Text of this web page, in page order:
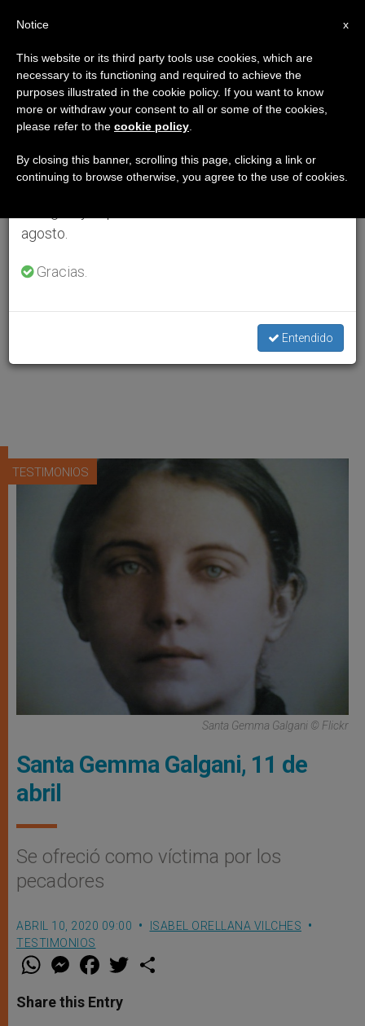
TESTIMONIOS
Santa Gemma Galgani © Flickr
Santa Gemma Galgani, 11 de
abril
Se ofreció como víctima por los
pecadores
ABRIL 10, 2020 09:00
ISABEL ORELLANA VILCHES
TESTIMONIOS
W
t
s
M
e
s
e
F
a
e
b
w
Share this Entry
×
Aviso importante
Del 27 de julio al 7 de agosto haremos la pausa
anual, aprovechando que en el periodo de verano
se generan menos informaciones y también el
agosto.
Gracias.
Entendido
x
Notice
This website or its third party tools use cookies, which are
necessary to its functioning and required to achieve the
purposes illustrated in the cookie policy. If you want to know
more or withdraw your consent to all or some of the cookies,
please refer to the cookie policy
By closing this banner, scrolling this page, clicking a link or
continuing to browse otherwise, you agree to the use of cookies.